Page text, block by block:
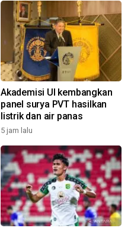
Akademisi UI kembangkan
panel surya PVT hasilkan
listrik dan air panas
5 jam lalu